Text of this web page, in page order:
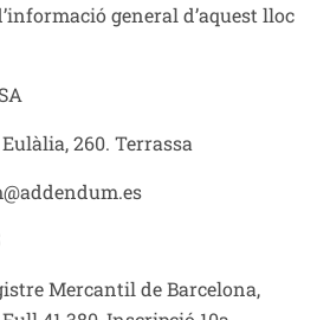
general d’aquest lloc
260. Terrassa
Mercantil de Barcelona,